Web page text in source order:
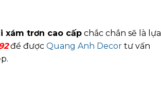
xám trơn cao cấp chắc chắn sẽ là lựa
để được Quang Anh Decor tư vấn